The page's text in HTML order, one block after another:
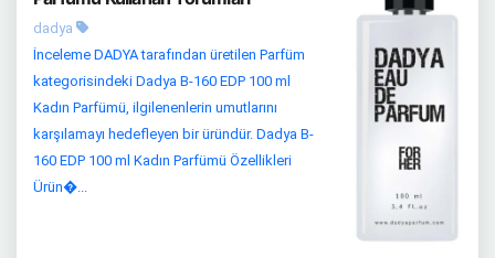
dadya
İnceleme DADYA tarafından üretilen Parfüm
kategorisindeki Dadya B-160 EDP 100 ml
Kadın Parfümü, ilgilenenlerin umutlarını
karşılamayı hedefleyen bir üründür. Dadya B-
160 EDP 100 ml Kadın Parfümü Özellikleri
Ürün�...